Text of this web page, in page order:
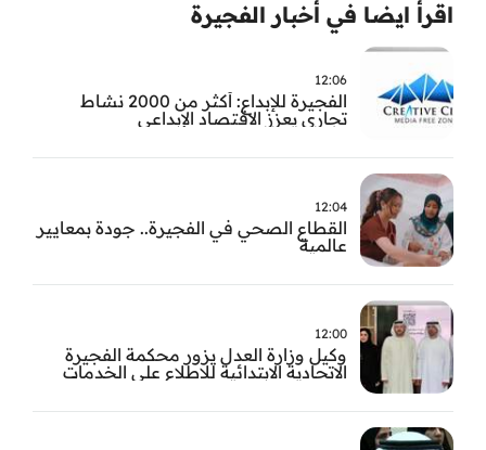
اقرأ ايضا في أخبار الفجيرة
12:06
الفجيرة للإبداع: أكثر من 2000 نشاط
تجاري يعزز الاقتصاد الإبداعي
12:04
القطاع الصحي في الفجيرة.. جودة بمعايير
عالمية
12:00
وكيل وزارة العدل يزور محكمة الفجيرة
الاتحادية الابتدائية للاطلاع على الخدمات